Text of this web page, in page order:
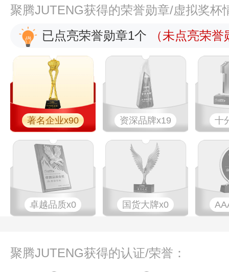
聚腾JUTENG获得的荣誉勋章/虚拟奖杯
已点亮荣誉勋章1个
（未点亮荣
著名企业x90 资深品牌x19 十
卓越品质x0 国货大牌x0
聚腾JUTENG获得的认证/荣誉：